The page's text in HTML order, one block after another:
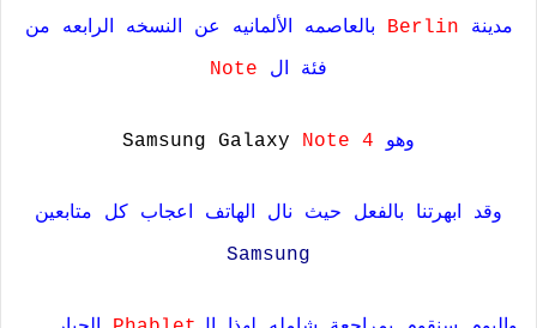
مدينة Berlin بالعاصمه الألمانيه عن النسخه الرابعه من
فئة ال Note
وهو Samsung Galaxy Note 4
وقد ابهرتنا بالفعل حيث نال الهاتف اعجاب كل متابعين
Samsung